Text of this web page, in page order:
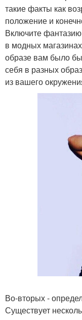
такие факты как
положение и
Включите
в модных
образе вам было
себя в разных
из вашего
Во-вторых -
Существует